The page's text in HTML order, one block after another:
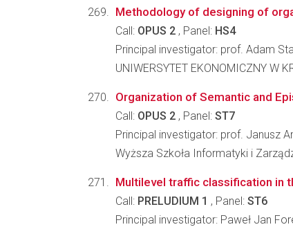
Methodology of designing of
Call: OPUS 2 , Panel: HS4
Principal investigator: prof. Adam
UNIWERSYTET EKONOMICZNY W
Organization of Semantic and
Call: OPUS 2 , Panel: ST7
Principal investigator: prof. Janusz
Wyższa Szkoła Informatyki i
Multilevel traffic classification in
Call: PRELUDIUM 1 , Panel: ST6
Principal investigator: Paweł Jan